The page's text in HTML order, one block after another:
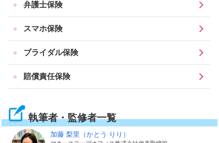
一般的な内容であれば、公的な機関などで無料の法律相
の相談をしたほうがよいケースなどには、有料の法律相
談を利用することがあります。
弁護士保険では、このような法律相談でかかる相談料の
一部の弁護士保険では、弁護士への電話相談を無料で利
用できるサービスがついているものがあります。
弁護士保険
スマホ保険
ブライダル保険
賠償責任保険
執筆者・監修者一覧
加藤 梨里 （かとう りり）